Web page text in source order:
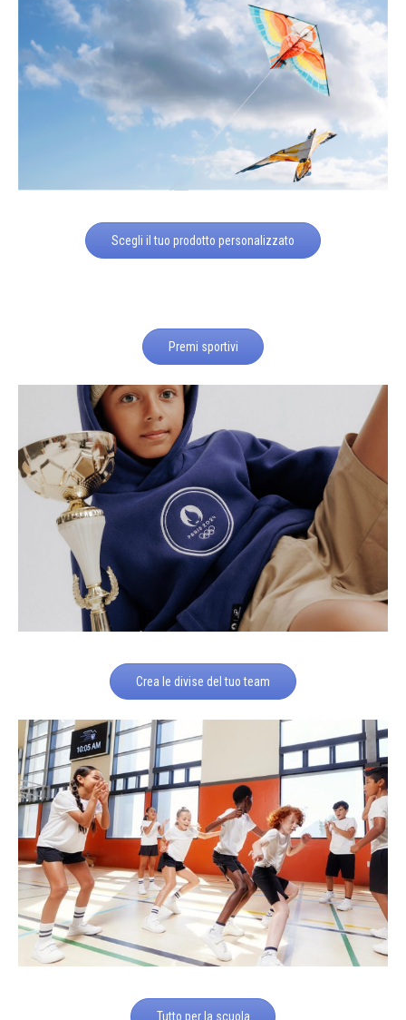
Scegli il tuo prodotto personalizzato
Premi sportivi
Crea le divise del tuo team
Tutto per la scuola